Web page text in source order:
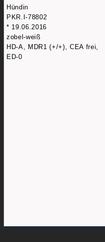
Hündin
PKR.I-78802
* 19.06.2016
zobel-weiß
HD-A, MDR1 (+/+), CEA frei,
ED-0